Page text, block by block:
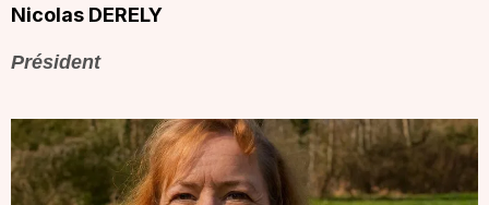
Nicolas DERELY
Président